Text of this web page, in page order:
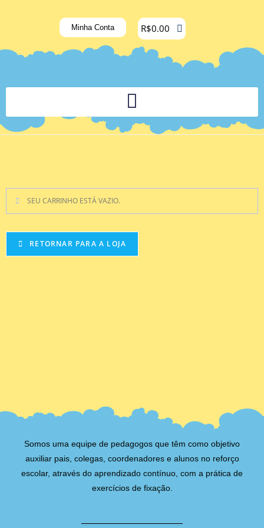
Minha Conta R$0.00
SEU CARRINHO ESTÁ VAZIO.
RETORNAR PARA A LOJA
Somos uma equipe de pedagogos que têm como objetivo
auxiliar pais, colegas, coordenadores e alunos no reforço
escolar, através do aprendizado contínuo, com a prática de
exercícios de fixação.